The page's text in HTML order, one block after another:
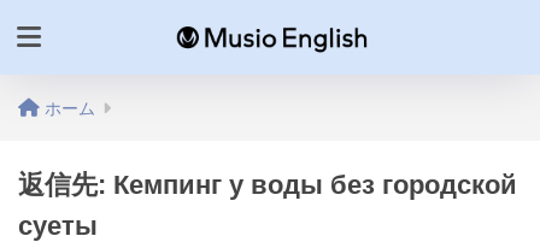
ホーム
返信先: Кемпинг у воды без городской
суеты